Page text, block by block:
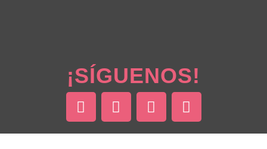
¡SÍGUENOS!